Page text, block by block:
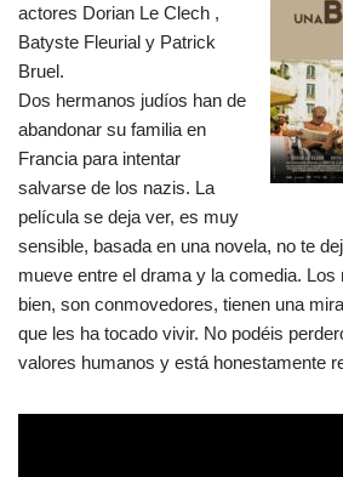
actores Dorian Le Clech ,
Batyste Fleurial y Patrick
Bruel.
Dos hermanos judíos han de
abandonar su familia en
Francia para intentar
salvarse de los nazis. La
película se deja ver, es muy
sensible, basada en una novela, no te
mueve entre el drama y la comedia. Los
bien, son conmovedores, tienen una
que les ha tocado vivir. No podéis
valores humanos y está honestamente